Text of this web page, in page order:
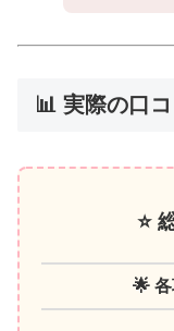
📊 実際の口
⭐
🌟